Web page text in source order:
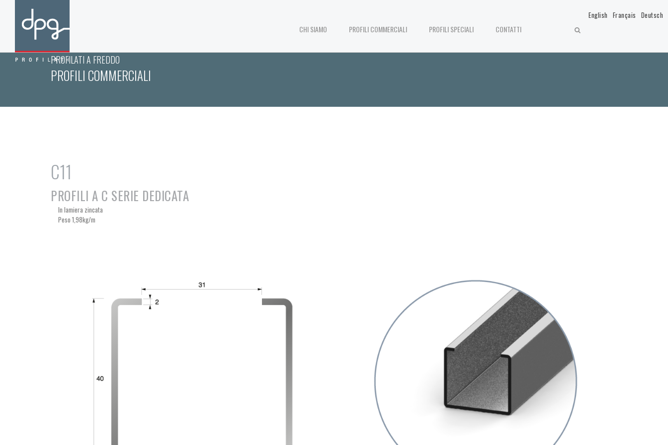
CHI SIAMO PROFILI COMMERCIALI PROFILI SPECIALI CONTATTI
English Français Deutsch
PROFILATI A FREDDO
PROFILI COMMERCIALI
C11
PROFILI A C SERIE DEDICATA
In lamiera zincata
Peso 1,98kg/m